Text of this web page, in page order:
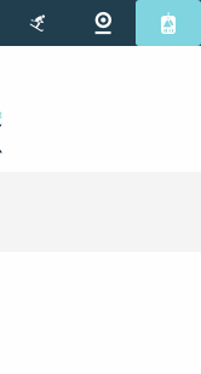
Actuelle Hiver :
D’accueil Actuelle